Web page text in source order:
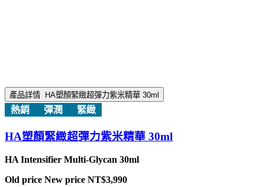
產品詳情 HA塑顏緊緻超彈力紫米精華 30ml
熱銷 彈潤 緊緻
HA塑顏緊緻超彈力紫米精華 30ml
HA Intensifier Multi-Glycan 30ml
Old price New price NT$3,990